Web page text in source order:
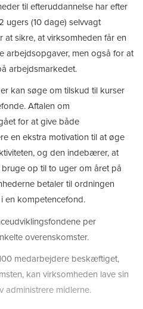
til efteruddannelse har efter
ugers (10 dage) selvvagt
at sikre, at virksomheden får en
arbejdsopgaver, men også for at
arbejdsmarkedet.
kan søge om tilskud til kurser
Aftalen om
for at give både
en ekstra motivation til at øge
og den indebærer, at
op til to uger om året på
betaler til ordningen
en kompetencefond.
per
overenskomster.
medarbejdere beskæftiget,
kan virksomheden lave sin
administrere midlerne.